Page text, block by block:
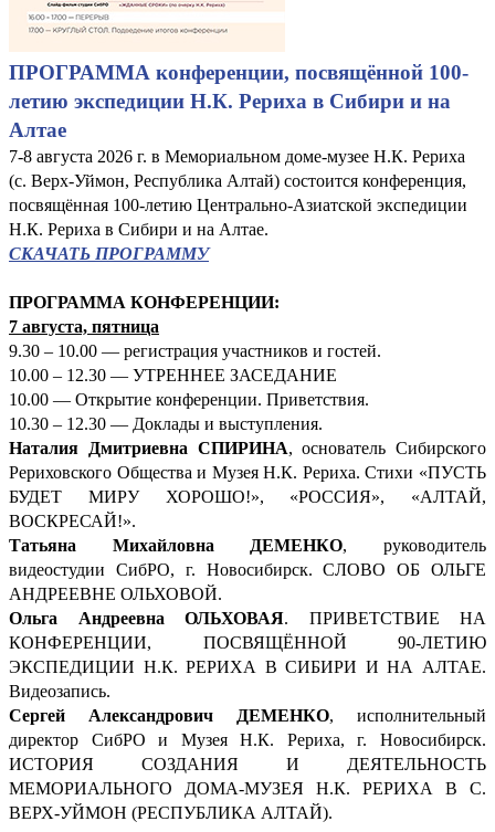
ПРОГРАММА конференции, посвящённой 100-
летию экспедиции Н.К. Рериха в Сибири и на
Алтае
7-8 августа 2026 г. в Мемориальном доме-музее Н.К. Рериха
(с. Верх-Уймон, Республика Алтай) состоится конференция,
посвящённая 100-летию Центрально-Азиатской экспедиции
Н.К. Рериха в Сибири и на Алтае.
СКАЧАТЬ ПРОГРАММУ
ПРОГРАММА КОНФЕРЕНЦИИ:
7 августа, пятница
9.30 – 10.00 — регистрация участников и гостей.
10.00 – 12.30 — УТРЕННЕЕ ЗАСЕДАНИЕ
10.00 — Открытие конференции. Приветствия.
10.30 – 12.30 — Доклады и выступления.
Наталия Дмитриевна СПИРИНА, основатель Сибирского
Рериховского Общества и Музея Н.К. Рериха. Стихи «ПУСТЬ
БУДЕТ МИРУ ХОРОШО!», «РОССИЯ», «АЛТАЙ,
ВОСКРЕСАЙ!».
Татьяна Михайловна ДЕМЕНКО, руководитель
видеостудии СибРО, г. Новосибирск. СЛОВО ОБ ОЛЬГЕ
АНДРЕЕВНЕ ОЛЬХОВОЙ.
Ольга Андреевна ОЛЬХОВАЯ. ПРИВЕТСТВИЕ НА
КОНФЕРЕНЦИИ, ПОСВЯЩЁННОЙ 90-ЛЕТИЮ
ЭКСПЕДИЦИИ Н.К. РЕРИХА В СИБИРИ И НА АЛТАЕ.
Видеозапись.
Сергей Александрович ДЕМЕНКО, исполнительный
директор СибРО и Музея Н.К. Рериха, г. Новосибирск.
ИСТОРИЯ СОЗДАНИЯ И ДЕЯТЕЛЬНОСТЬ
МЕМОРИАЛЬНОГО ДОМА-МУЗЕЯ Н.К. РЕРИХА В С.
ВЕРХ-УЙМОН (РЕСПУБЛИКА АЛТАЙ).